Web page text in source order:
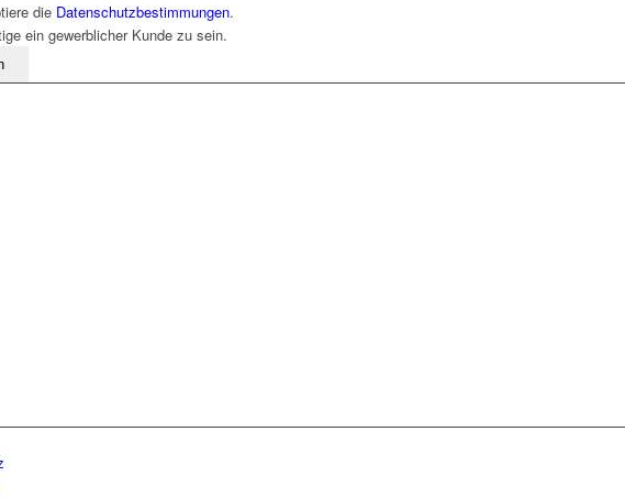
die Datenschutzbestimmungen.
ein gewerblicher Kunde zu sein.
dieses Feld leer